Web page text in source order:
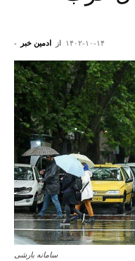
از ادمین خبر - ۱۴۰۲-۱۰-۱۴
سامانه بارشی